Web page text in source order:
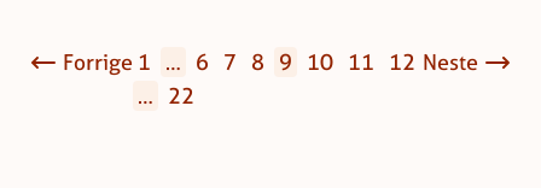
Forrige 1 … 6 7 8 9 10 11 12
… 22
Neste